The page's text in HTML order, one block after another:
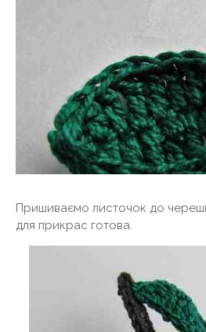
Пришиваємо листочок до
для прикрас готова.